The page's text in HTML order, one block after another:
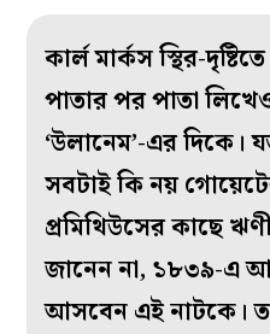
কার্ল মার্কস স্থির-
পাতার পর পাতা
‘উলানেম’-এর দিকে।
সবটাই কি নয়
প্রমিথিউসের কাছে
জানেন না, ১৮৩৯-এ
আসবেন এই নাটকে।